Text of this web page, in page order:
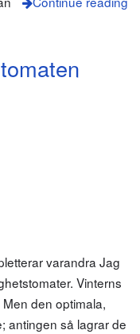
varandra Jag
Vinterns
den optimala,
antingen så lagrar de